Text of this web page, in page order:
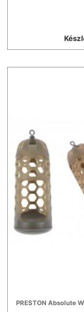
PRESTON Absolute